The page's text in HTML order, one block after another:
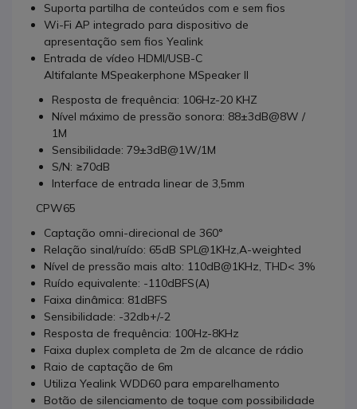
Suporta partilha de conteúdos com e sem fios
Wi-Fi AP integrado para dispositivo de
apresentação sem fios Yealink
Entrada de vídeo HDMI/USB-C
Altifalante MSpeakerphone MSpeaker II
Resposta de frequência: 106Hz-20 KHZ
Nível máximo de pressão sonora: 88±3dB@8W /
1M
Sensibilidade: 79±3dB@1W/1M
S/N: ≥70dB
Interface de entrada linear de 3,5mm
CPW65
Captação omni-direcional de 360°
Relação sinal/ruído: 65dB SPL@1KHz,A-weighted
Nível de pressão mais alto: 110dB@1KHz, THD< 3%
Ruído equivalente: -110dBFS(A)
Faixa dinâmica: 81dBFS
Sensibilidade: -32db+/-2
Resposta de frequência: 100Hz-8KHz
Faixa duplex completa de 2m de alcance de rádio
Raio de captação de 6m
Utiliza Yealink WDD60 para emparelhamento
Botão de silenciamento de toque com possibilidade